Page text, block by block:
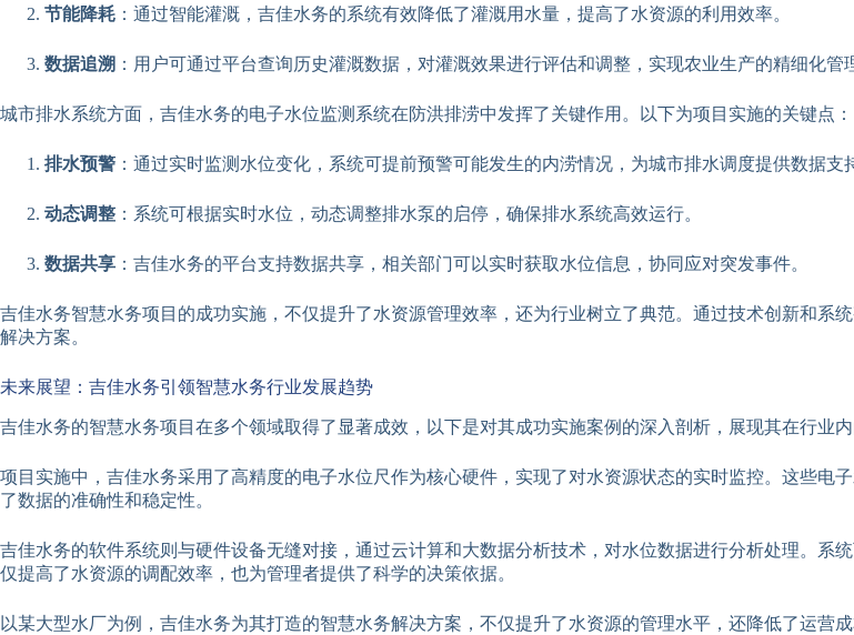
节能降耗 ：通过智能灌溉，吉佳水务的系统有效降低了灌溉用水量，提高了水资源的利用效率。
数据追溯 ：用户可通过平台查询历史灌溉数据，对灌溉效果进行评估和调整，实现农业生产的精细化管
城市排水系统方面，吉佳水务的电子水位监测系统在防洪排涝中发挥了关键作用。以下为项目实施的关键点：
排水预警 ：通过实时监测水位变化，系统可提前预警可能发生的内涝情况，为城市排水调度提供数据支
动态调整 ：系统可根据实时水位，动态调整排水泵的启停，确保排水系统高效运行。
数据共享 ：吉佳水务的平台支持数据共享，相关部门可以实时获取水位信息，协同应对突发事件。
吉佳水务智慧水务项目的成功实施，不仅提升了水资源管理效率，还为行业树立了典范。通过技术创新和系
解决方案。
未来展望：吉佳水务引领智慧水务行业发展趋势
吉佳水务的智慧水务项目在多个领域取得了显著成效，以下是对其成功实施案例的深入剖析，展现其在行业内
项目实施中，吉佳水务采用了高精度的电子水位尺作为核心硬件，实现了对水资源状态的实时监控。这些电
了数据的准确性和稳定性。
吉佳水务的软件系统则与硬件设备无缝对接，通过云计算和大数据分析技术，对水位数据进行分析处理。系
仅提高了水资源的调配效率，也为管理者提供了科学的决策依据。
以某大型水厂为例，吉佳水务为其打造的智慧水务解决方案，不仅提升了水资源的管理水平，还降低了运营